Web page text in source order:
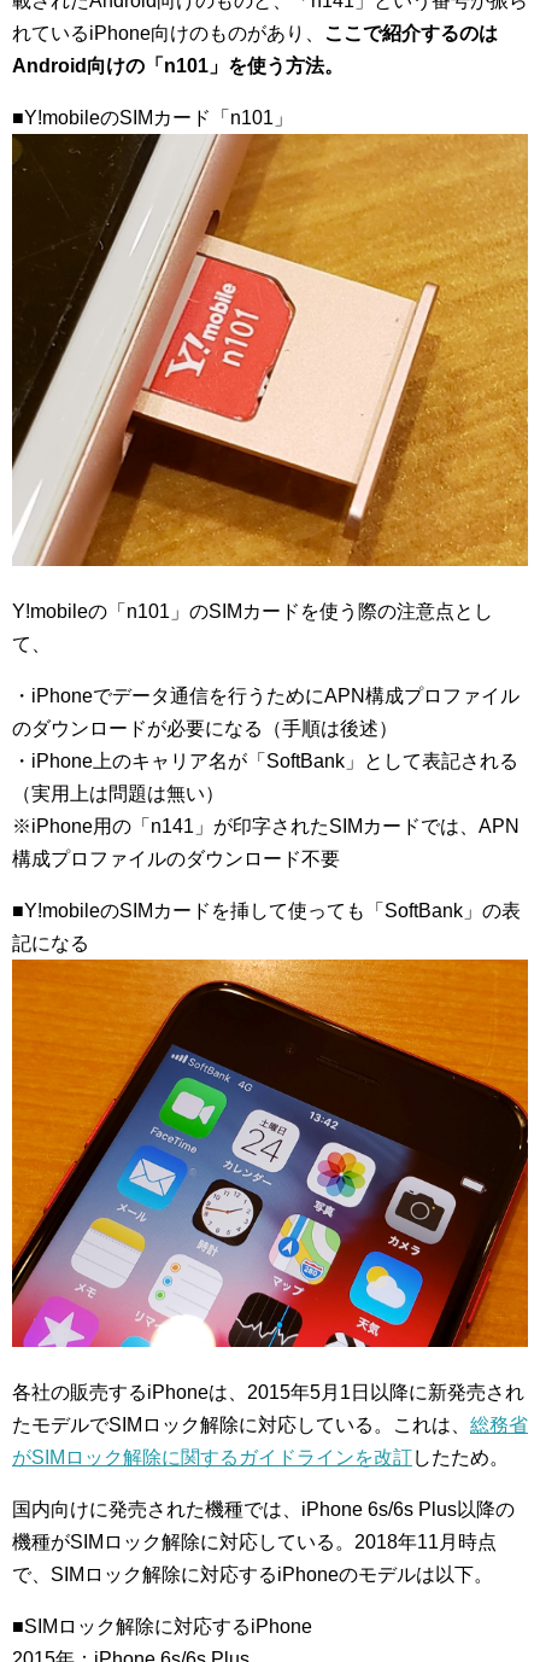
れているiPhone向けのものがあり、 ここで紹介するのは
Android向けの「n101」を使う方法。
■Y!mobileのSIMカード「n101」
Y!mobileの「n101」のSIMカードを使う際の注意点とし
て、
・iPhoneでデータ通信を行うためにAPN構成プロファイル
のダウンロードが必要になる（手順は後述）
・iPhone上のキャリア名が「SoftBank」として表記される
（実用上は問題は無い）
※iPhone用の「n141」が印字されたSIMカードでは、APN
構成プロファイルのダウンロード不要
■Y!mobileのSIMカードを挿して使っても「SoftBank」の表
記になる
各社の販売するiPhoneは、2015年5月1日以降に新発売され
たモデルでSIMロック解除に対応している。これは、 総務省
がSIMロック解除に関するガイドラインを改訂したため。
国内向けに発売された機種では、iPhone 6s/6s Plus以降の
機種がSIMロック解除に対応している。2018年11月時点
で、SIMロック解除に対応するiPhoneのモデルは以下。
■SIMロック解除に対応するiPhone